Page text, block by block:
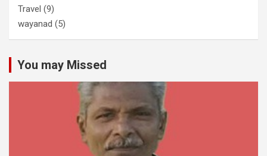
Travel (9)
wayanad (5)
You may Missed